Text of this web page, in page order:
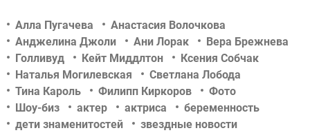
Алла Пугачева
Анастасия Волочкова
Анджелина Джоли
Ани Лорак
Вера Брежнева
Голливуд
Кейт Миддлтон
Ксения Собчак
Наталья Могилевская
Светлана Лобода
Тина Кароль
Филипп Киркоров
Фото
Шоу-биз
актер актриса
беременность
дети знаменитостей
звездные новости